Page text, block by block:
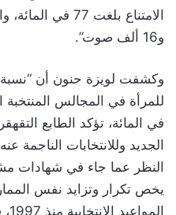
الامتناع بلغت 77
و16 ألف صوت”.
وكشفت لويزة حنون أن
في المائة، تؤكد الطابع
الجديد وللانتخابات الناجمة
النظر عما جاء في شهادات
يخص تكرار وتزايد نفس